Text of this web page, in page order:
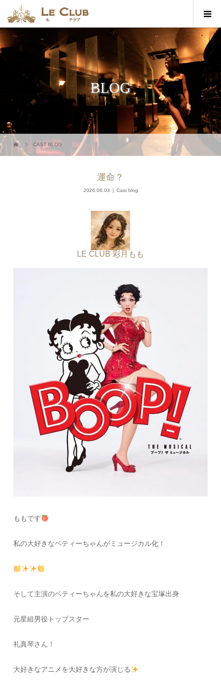
BLOG
CAST BLOG
運命？
2026.06.03 Cast blog
LE CLUB 彩月もも
ももです
私の大好きなベティーちゃんがミュージカル化！
そして主演のベティーちゃんを私の大好きな宝塚出身
元星組男役トップスター
礼真琴さん！
大好きなアニメを大好きな方が演じる